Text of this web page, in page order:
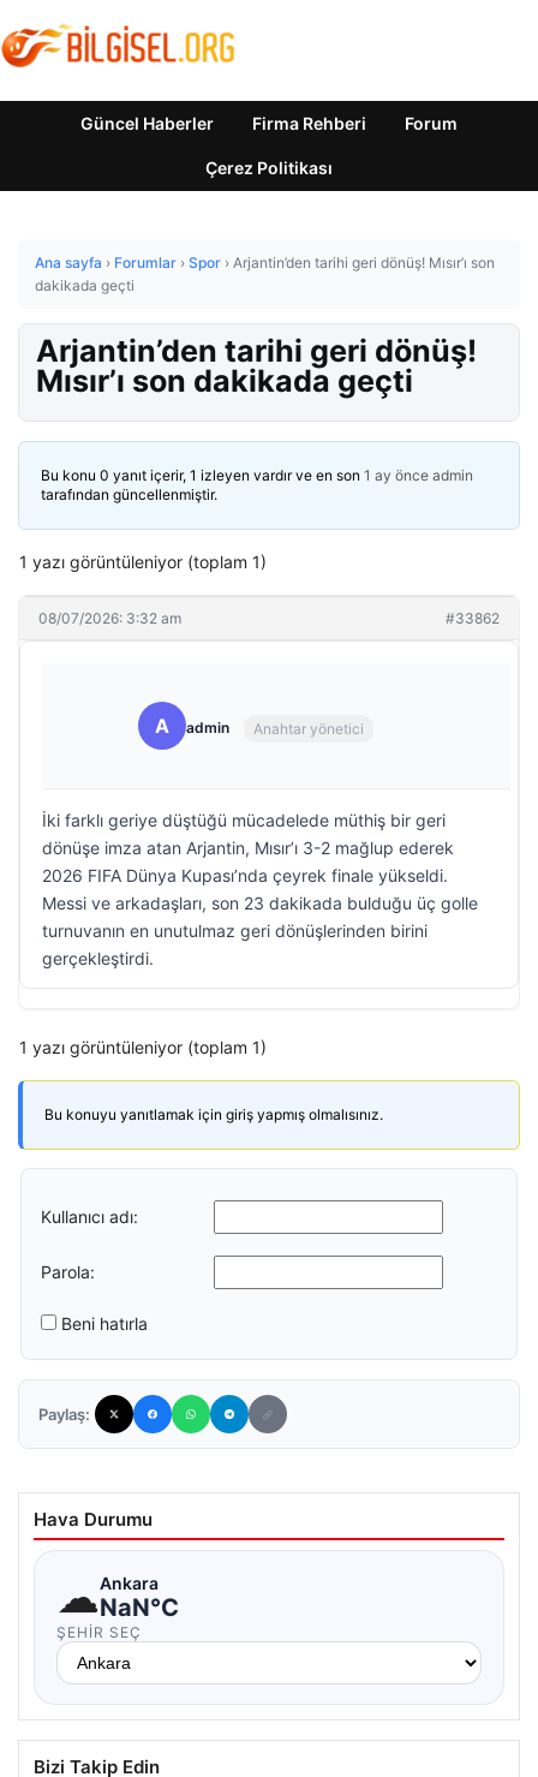
Güncel Haberler Firma Rehberi Forum
Çerez Politikası
Ana sayfa › Forumlar › Spor › Arjantin’den tarihi geri dönüş! Mısır’ı son
dakikada geçti
Arjantin’den tarihi geri dönüş!
Mısır’ı son dakikada geçti
Bu konu 0 yanıt içerir, 1 izleyen vardır ve en son 1 ay önce admin
tarafından güncellenmiştir.
1 yazı görüntüleniyor (toplam 1)
08/07/2026: 3:32 am #33862
A admin Anahtar yönetici
İki farklı geriye düştüğü mücadelede müthiş bir geri
dönüşe imza atan Arjantin, Mısır’ı 3-2 mağlup ederek
2026 FIFA Dünya Kupası’nda çeyrek finale yükseldi.
Messi ve arkadaşları, son 23 dakikada bulduğu üç golle
turnuvanın en unutulmaz geri dönüşlerinden birini
gerçekleştirdi.
1 yazı görüntüleniyor (toplam 1)
Bu konuyu yanıtlamak için giriş yapmış olmalısınız.
Kullanıcı adı:
Parola:
Beni hatırla
Paylaş:
Hava Durumu
☁Ankara
NaN°C
ŞEHIR SEÇ
Bizi Takip Edin